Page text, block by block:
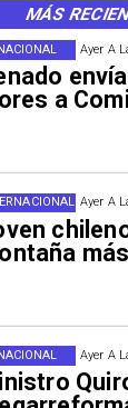
Ayer A
a
Ayer A
Ayer A
MÁS